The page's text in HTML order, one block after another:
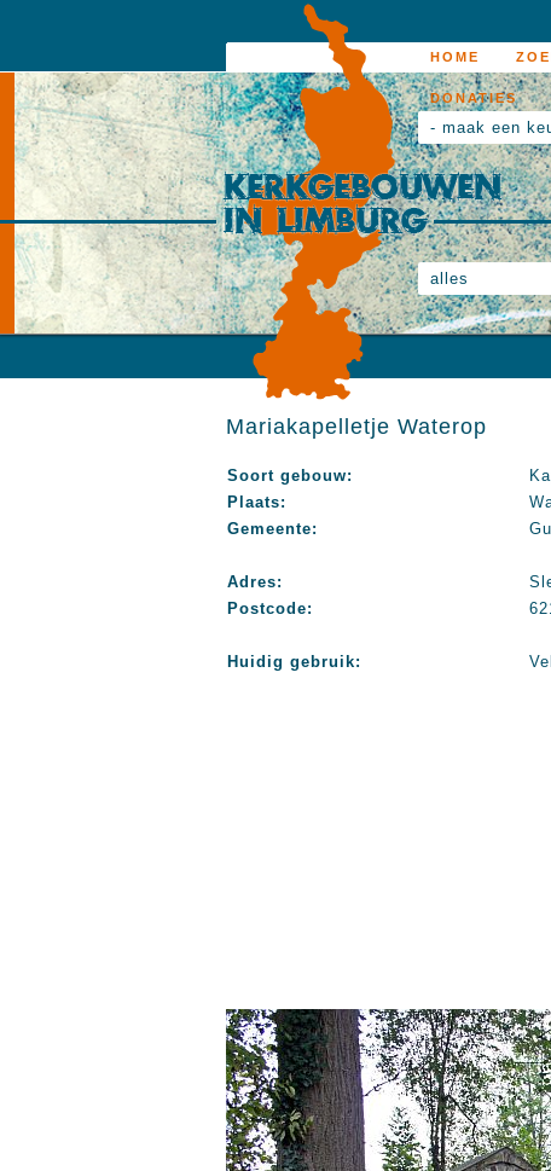
HOME
DONATIES
- maak een
alles
Mariakapelletje Waterop
Soort gebouw:
Plaats:
Gemeente:
Adres:
Postcode:
Huidig gebruik: